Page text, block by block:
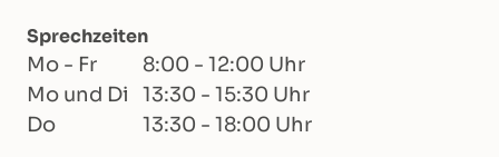
Sprechzeiten
Mo - Fr
8:00 - 12:00 Uhr
Mo und Di
13:30 - 15:30 Uhr
Do
13:30 - 18:00 Uhr